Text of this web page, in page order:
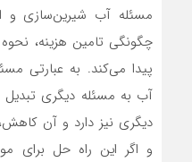
مسئله آب شیرین‌سازی و
چگونگی تامین هزینه،
پیدا می‌کند. به عبارتی
آب به مسئله دیگری تبدیل
و اگر این راه حل برای